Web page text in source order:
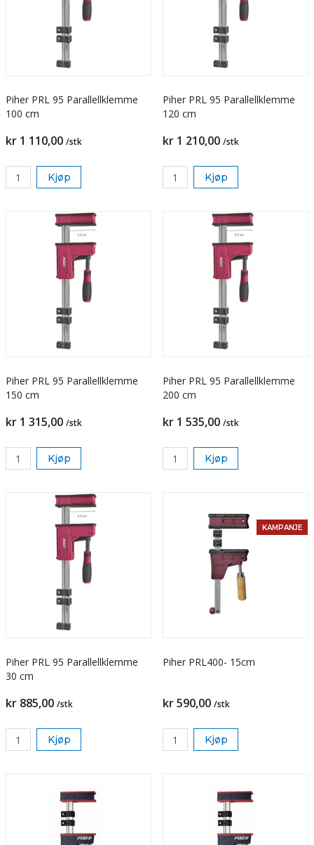
Piher PRL 95 Parallellklemme
100 cm
kr 1 110,00 /stk
Kjøp
Piher PRL 95 Parallellklemme
120 cm
kr 1 210,00 /stk
Kjøp
Piher PRL 95 Parallellklemme
150 cm
kr 1 315,00 /stk
Kjøp
Piher PRL 95 Parallellklemme
200 cm
kr 1 535,00 /stk
Kjøp
Piher PRL 95 Parallellklemme
30 cm
kr 885,00 /stk
Kjøp
KAMPANJE
Piher PRL400- 15cm
kr 590,00 /stk
Kjøp